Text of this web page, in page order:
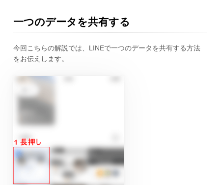
一つのデータを共有する
今回こちらの解説では、LINEで一つのデータを共有する方法
をお伝えします。